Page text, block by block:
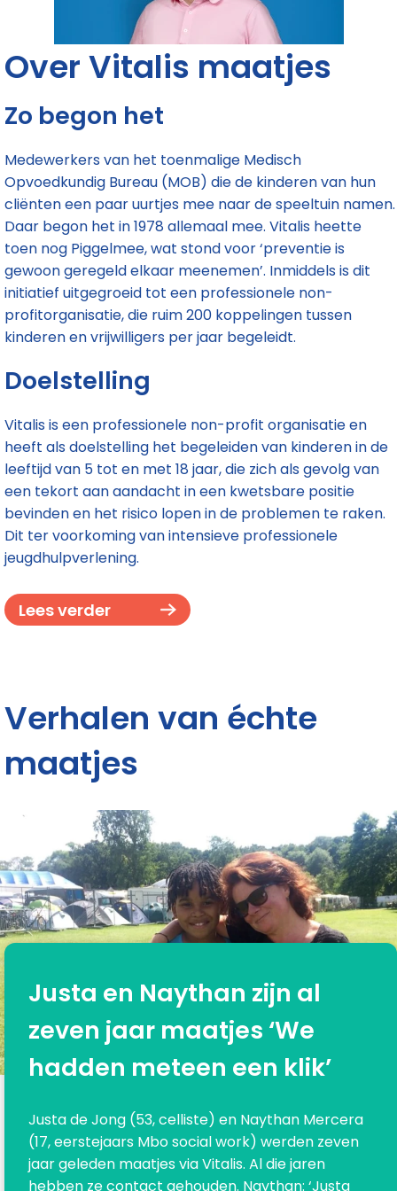
Over Vitalis maatjes
Zo begon het
Medewerkers van het toenmalige Medisch
Opvoedkundig Bureau (MOB) die de kinderen van hun
cliënten een paar uurtjes mee naar de speeltuin namen.
Daar begon het in 1978 allemaal mee. Vitalis heette
toen nog Piggelmee, wat stond voor ‘preventie is
gewoon geregeld elkaar meenemen’. Inmiddels is dit
initiatief uitgegroeid tot een professionele non-
profitorganisatie, die ruim 200 koppelingen tussen
kinderen en vrijwilligers per jaar begeleidt.
Doelstelling
Vitalis is een professionele non-profit organisatie en
heeft als doelstelling het begeleiden van kinderen in de
leeftijd van 5 tot en met 18 jaar, die zich als gevolg van
een tekort aan aandacht in een kwetsbare positie
bevinden en het risico lopen in de problemen te raken.
Dit ter voorkoming van intensieve professionele
jeugdhulpverlening.
Lees verder
Verhalen van échte
maatjes
Justa en Naythan zijn al
zeven jaar maatjes ‘We
hadden meteen een klik’
Justa de Jong (53, celliste) en Naythan Mercera
(17, eerstejaars Mbo social work) werden zeven
jaar geleden maatjes via Vitalis. Al die jaren
hebben ze contact gehouden. Naythan: ‘Justa